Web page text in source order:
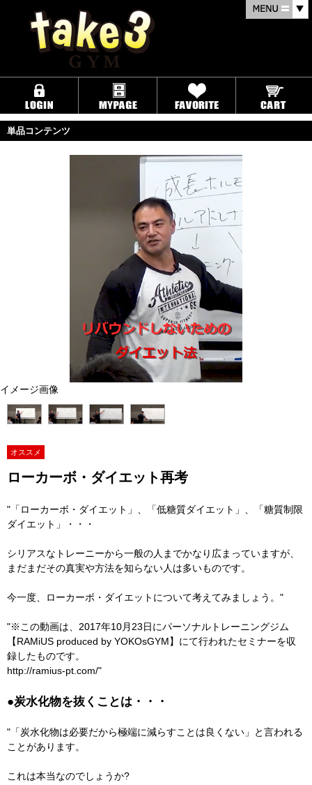
単品コンテンツ
イメージ画像
オススメ
ローカーボ・ダイエット再考
"「ローカーボ・ダイエット」、「低糖質ダイエット」、「糖質制限
ダイエット」・・・
シリアスなトレーニーから一般の人までかなり広まっていますが、
まだまだその真実や方法を知らない人は多いものです。
今一度、ローカーボ・ダイエットについて考えてみましょう。"
"※この動画は、2017年10月23日にパーソナルトレーニングジム
【RAMiUS produced by YOKOsGYM】にて行われたセミナーを収
録したものです。
http://ramius-pt.com/"
●炭水化物を抜くことは・・・
"「炭水化物は必要だから極端に減らすことは良くない」と言われる
ことがあります。
これは本当なのでしょうか?